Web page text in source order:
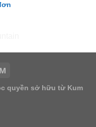
quyền sở hữu từ Kum